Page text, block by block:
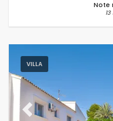
Note
VILLA
Previous